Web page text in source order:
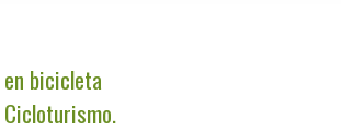
bicicleta
Cicloturismo.